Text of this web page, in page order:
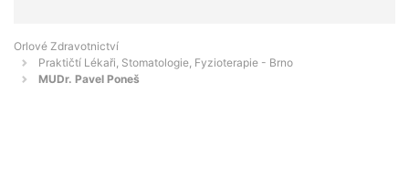
Orlové Zdravotnictví
Praktičtí Lékaři, Stomatologie, Fyzioterapie - Brno
MUDr. Pavel Poneš